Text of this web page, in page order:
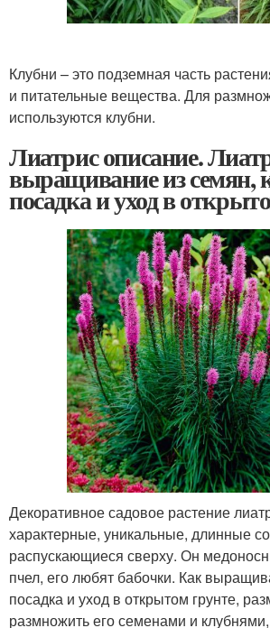
Клубни – это подземная часть
и питательные вещества. Для
используются клубни.
Лиатрис описание.
выращивание из семян,
посадка и уход в
Декоративное садовое растение
характерные, уникальные, длинные
распускающиеся сверху. Он
пчел, его любят бабочки. Как
посадка и уход в открытом грунте,
размножить его семенами и клубнями,